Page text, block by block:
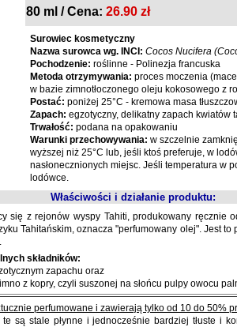
80 ml / Cena: 26.90 zł
Surowiec kosmetyczny
Nazwa surowca wg. INCI: Cocos Nucifera
Pochodzenie: roślinne - Polinezja francuska
Metoda otrzymywania: proces moczenia
w bazie zimnotłoczonego oleju kokosowego z
Postać: poniżej 25°C - kremowa masa
Zapach: egzotyczny, delikatny zapach kwiatów
Trwałość: podana na opakowaniu
Warunki przechowywania: w szczelnie
wyższej niż 25°C lub, jeśli ktoś preferuje, w
nasłonecznionych miejsc. Jeśli temperatura w
lodówce.
Właściwości i działanie produktu:
się z rejonów wyspy Tahiti, produkowany ręcznie
Tahitańskim, oznacza "perfumowany olej". Jest to
składników:
zapachu oraz
z kopry, czyli suszonej na słońcu pulpy owocu
perfumowane i zawierają tylko od 10 do 50%
są stale płynne i jednocześnie bardziej tłuste i